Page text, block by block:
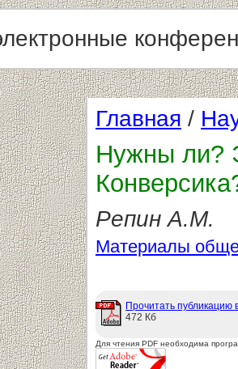
Главная /
Нужны ли?
Репин А.М.
Материалы
Прочитать публикацию
472 Кб
Для чтения PDF необходима